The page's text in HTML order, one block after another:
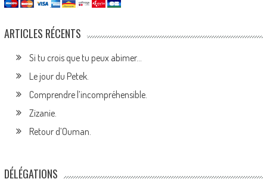
ARTICLES RÉCENTS
Si tu crois que tu peux abimer…
Le jour du Petek.
Comprendre l’incompréhensible.
Zizanie.
Retour d’Ouman.
DÉLÉGATIONS